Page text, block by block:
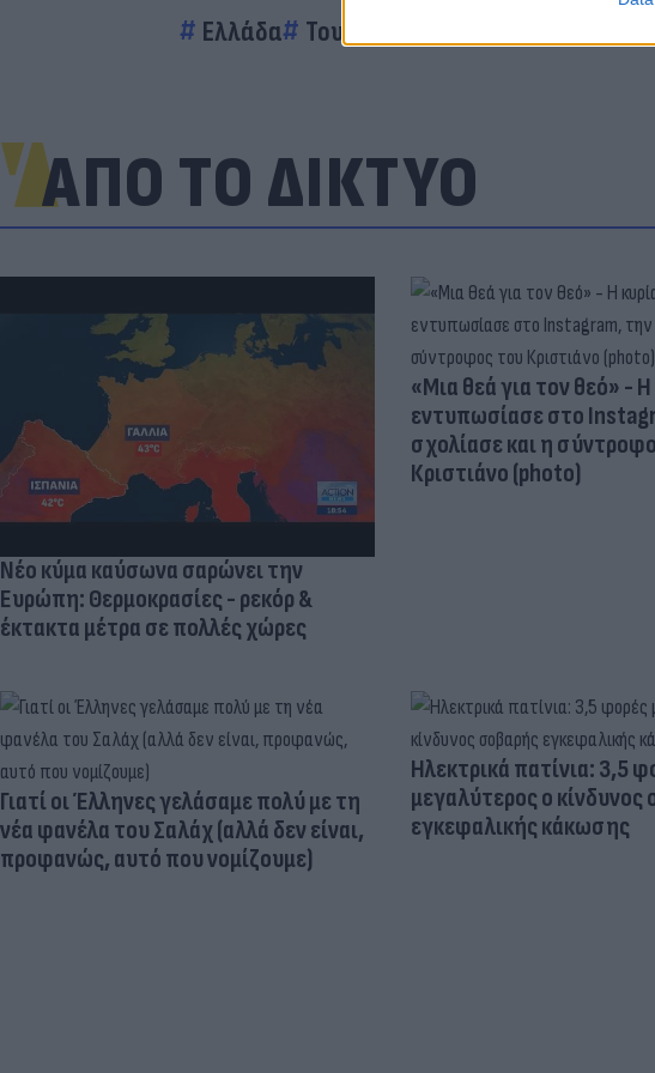
Ελλάδα Τουρκία
ΑΠΟ ΤΟ ΔΙΚΤΥΟ
Νέο κύμα καύσωνα σαρώνει την
Ευρώπη: Θερμοκρασίες - ρεκόρ &
έκτακτα μέτρα σε πολλές χώρες
«Μια θεά για τον θεό» -
εντυπωσίασε στο
σχολίασε και η
Κριστιάνο (photo)
Γιατί οι Έλληνες γελάσαμε πολύ με τη
νέα φανέλα του Σαλάχ (αλλά δεν είναι,
προφανώς, αυτό που νομίζουμε)
Ηλεκτρικά πατίνια: 3,5
μεγαλύτερος ο κίνδυνος
εγκεφαλικής κάκωσης